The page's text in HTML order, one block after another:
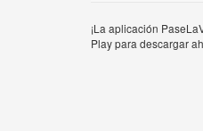
¡La aplicación
Play para descargar